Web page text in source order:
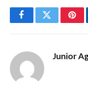
FacebookTwitter
Junior